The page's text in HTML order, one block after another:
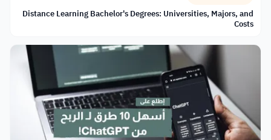
Distance Learning Bachelor's Degrees: Universities, Majors, and
Costs